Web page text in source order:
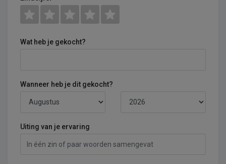
Wat heb je gekocht?
Wanneer heb je dit gekocht?
Uiting van je ervaring